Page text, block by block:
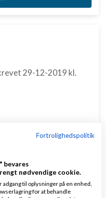
29-12-2019 kl.
godt tilfredse med det.
viderestille mellem
kan ringe til os uden
Fortrolighedspolitik
bevares
nødvendige cookie.
til oplysninger på en enhed,
for at behandle